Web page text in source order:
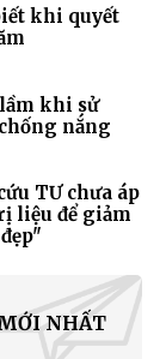
khi quyết
khi sử
nắng
TƯ chưa áp
liệu để giảm
NHẤT